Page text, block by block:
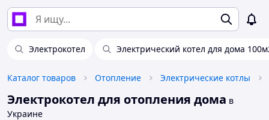
Электрокотел Электрический котел для дома
Каталог товаров Отопление Электрические котлы
Электрокотел для отопления дома в
Украине